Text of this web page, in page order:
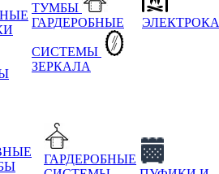
ТУМБЫ
ГАРДЕРОБНЫЕ
СИСТЕМЫ
ЗЕРКАЛА
ГАРДЕРОБНЫЕ